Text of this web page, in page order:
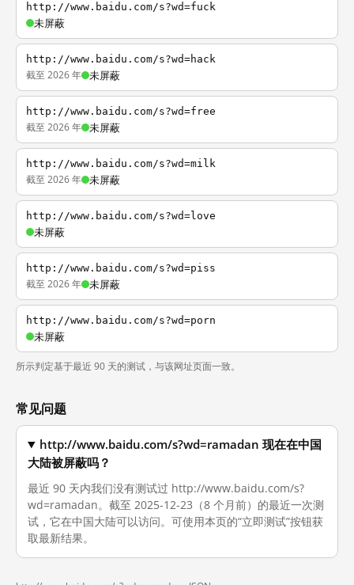
http://www.baidu.com/s?wd=fuck
未屏蔽
http://www.baidu.com/s?wd=hack
截至 2026 年 未屏蔽
http://www.baidu.com/s?wd=free
截至 2026 年 未屏蔽
http://www.baidu.com/s?wd=milk
截至 2026 年 未屏蔽
http://www.baidu.com/s?wd=love
未屏蔽
http://www.baidu.com/s?wd=piss
截至 2026 年 未屏蔽
http://www.baidu.com/s?wd=porn
未屏蔽
所示判定基于最近 90 天的测试，与该网址页面一致。
常见问题
http://www.baidu.com/s?wd=ramadan 现在在中国
大陆被屏蔽吗？
最近 90 天内我们没有测试过 http://www.baidu.com/s?
wd=ramadan。截至 2025-12-23（8 个月前）的最近一次测
试，它在中国大陆可以访问。可使用本页的“立即测试”按钮获
取最新结果。